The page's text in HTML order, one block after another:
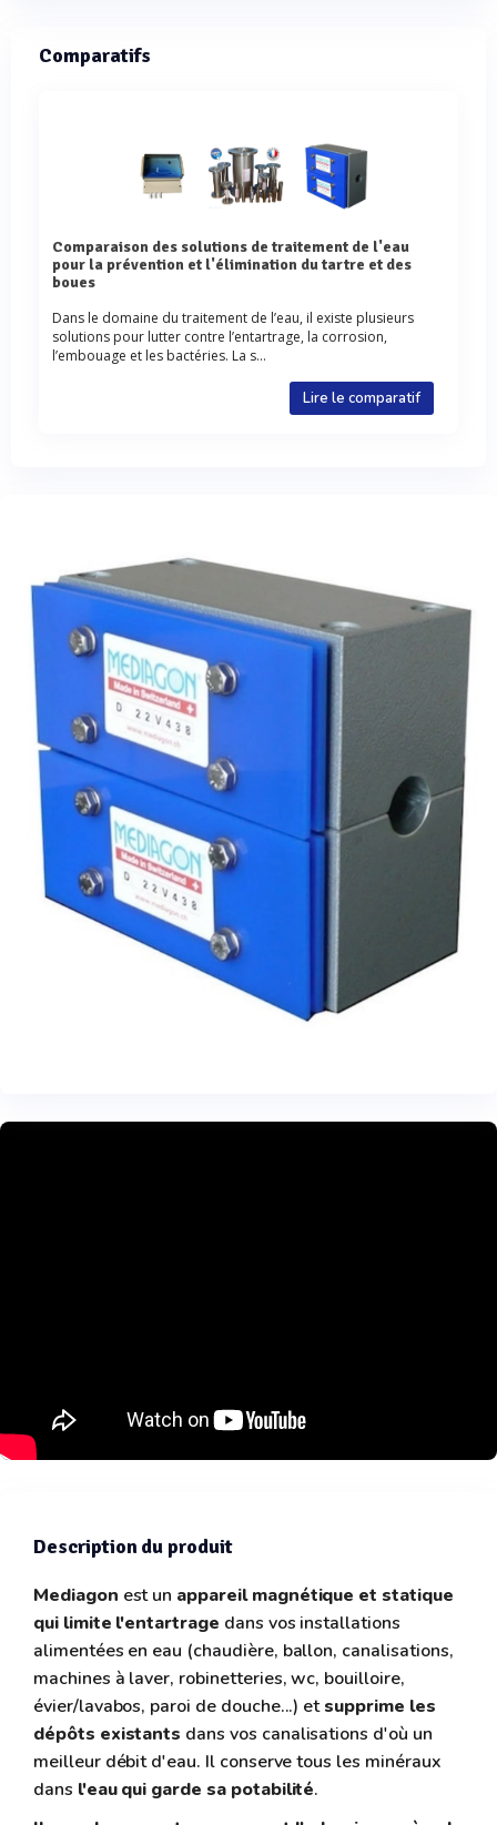
Description du produit
Mediagon est un appareil magnétique et statique
qui limite l'entartrage dans vos installations
alimentées en eau (chaudière, ballon, canalisations,
machines à laver, robinetteries, wc, bouilloire,
évier/lavabos, paroi de douche...) etsupprime les
dépôts existants dans vos canalisations d'où un
meilleur débit d'eau. Il conserve tous les minéraux
dans l'eau qui garde sa potabilité.
Comparatifs
Comparaison des solutions de traitement de l'eau
pour la prévention et l'élimination du tartre et des
boues
Dans le domaine du traitement de l’eau, il existe plusieurs
solutions pour lutter contre l’entartrage, la corrosion,
l’embouage et les bactéries. La s...
Lire le comparatif